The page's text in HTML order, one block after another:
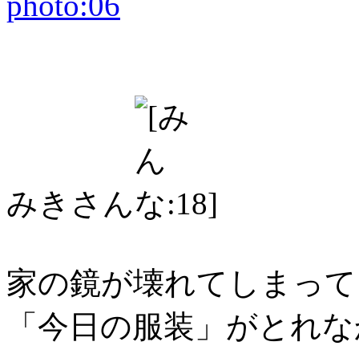
みきさん
家の鏡が壊れてしまっ
「今日の服装」がとれ